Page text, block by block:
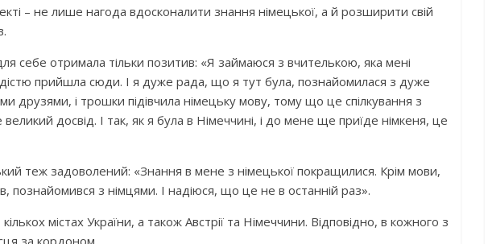
– не лише нагода вдосконалити знання німецької, а й розширити свій
себе отримала тільки позитив: «Я займаюся з вчителькою, яка мені
прийшла сюди. І я дуже рада, що я тут була, познайомилася з дуже
друзями, і трошки підівчила німецьку мову, тому що це спілкування з
досвід. І так, як я була в Німеччині, і до мене ще приїде німкеня, це
теж задоволений: «Знання в мене з німецької покращилися. Крім мови,
познайомився з німцями. І надіюся, що це не в останній раз».
містах України, а також Австрії та Німеччини. Відповідно, в кожного з
за кордоном.